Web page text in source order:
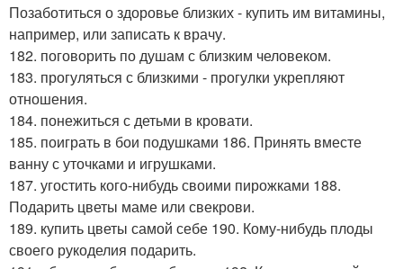
Позаботиться о здоровье близких - купить им витамины,
например, или записать к врачу.
182. поговорить по душам с близким человеком.
183. прогуляться с близкими - прогулки укрепляют
отношения.
184. понежиться с детьми в кровати.
185. поиграть в бои подушками 186. Принять вместе
ванну с уточками и игрушками.
187. угостить кого-нибудь своими пирожками 188.
Подарить цветы маме или свекрови.
189. купить цветы самой себе 190. Кому-нибудь плоды
своего рукоделия подарить.